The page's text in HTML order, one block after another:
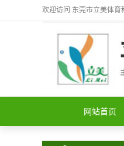
欢迎访问 东莞市立美体育
网站首页